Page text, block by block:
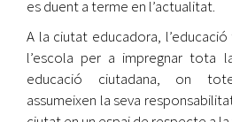
es duent a terme en l’actualitat.
A la ciutat educadora,
l’escola per a impregnar tota
educació ciutadana, on
assumeixen la seva